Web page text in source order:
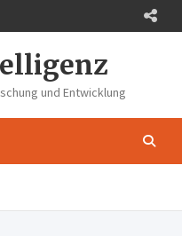
und Entwicklung